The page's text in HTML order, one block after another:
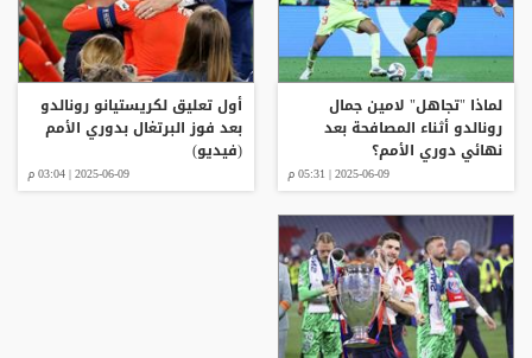
لماذا "تجاهل" لامين جمال
رونالدو أثناء المصافحة بعد
نهائي دوري الأمم؟
2025-06-09 | 05:31 م
أول تعليق لكريستيانو رونالدو
بعد فوز البرتغال بدوري الأمم
(فيديو)
2025-06-09 | 03:04 م